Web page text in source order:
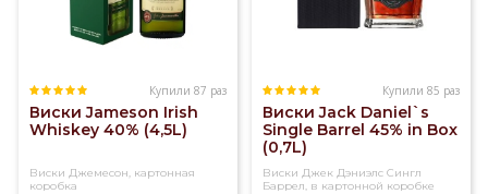
Купили 87 раз
Виски Jameson Irish
Whiskey 40% (4,5L)
Виски Джемесон, картонная
коробка
Купили 85 раз
Виски Jack Daniel`s
Single Barrel 45% in Box
(0,7L)
Виски Джек Дэниэлс Сингл
Баррел, в картонной коробке